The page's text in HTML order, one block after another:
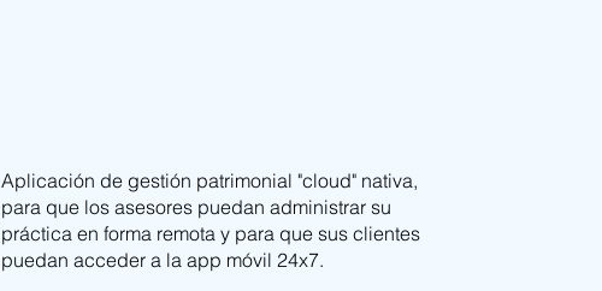
Aplicación de gestión patrimonial "cloud" nativa,
para que los asesores puedan administrar su
práctica en forma remota y para que sus clientes
puedan acceder a la app móvil 24x7.